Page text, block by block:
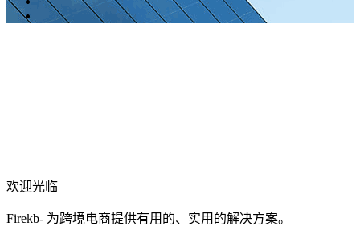
欢迎光临
Firekb- 为跨境电商提供有用的、实用的解决方案。